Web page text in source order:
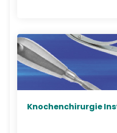
Knochenchirurgie